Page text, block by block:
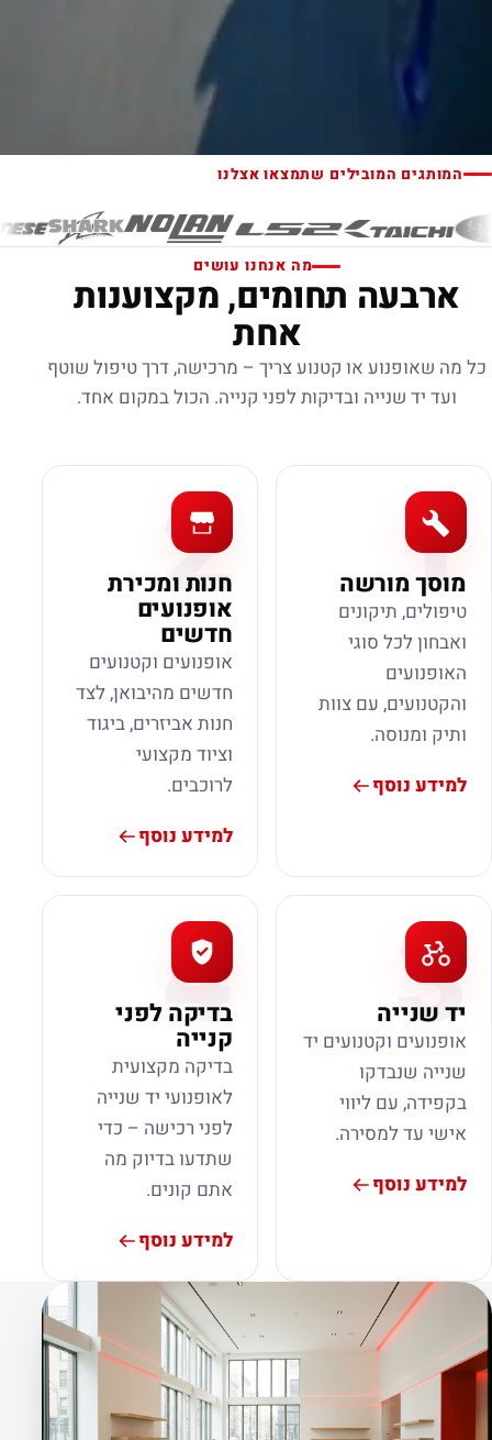
המותגים המובילים שתמצאו אצלנו
מה אנחנו עושים
ארבעה תחומים, מקצוענות
אחת
כל מה שאופנוע או קטנוע צריך – מרכישה, דרך טיפול שוטף
ועד יד שנייה ובדיקות לפני קנייה. הכול במקום אחד.
1
מוסך מורשה
טיפולים, תיקונים
ואבחון לכל סוגי
האופנועים
והקטנועים, עם צוות
ותיק ומנוסה.
למידע נוסף
2
חנות ומכירת
אופנועים
חדשים
אופנועים וקטנועים
חדשים מהיבואן, לצד
חנות אביזרים, ביגוד
וציוד מקצועי
לרוכבים.
למידע נוסף
3
יד שנייה
אופנועים וקטנועים יד
שנייה שנבדקו
בקפידה, עם ליווי
אישי עד למסירה.
למידע נוסף
4
בדיקה לפני
קנייה
בדיקה מקצועית
לאופנועי יד שנייה
לפני רכישה – כדי
שתדעו בדיוק מה
אתם קונים.
למידע נוסף